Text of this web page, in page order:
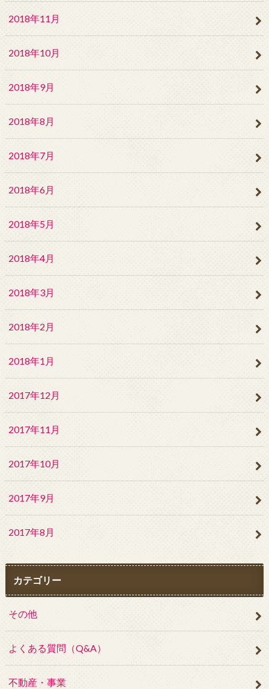
2018年11月
2018年10月
2018年9月
2018年8月
2018年7月
2018年6月
2018年5月
2018年4月
2018年3月
2018年2月
2018年1月
2017年12月
2017年11月
2017年10月
2017年9月
2017年8月
カテゴリー
その他
よくある質問（Q&A）
不動産・事業